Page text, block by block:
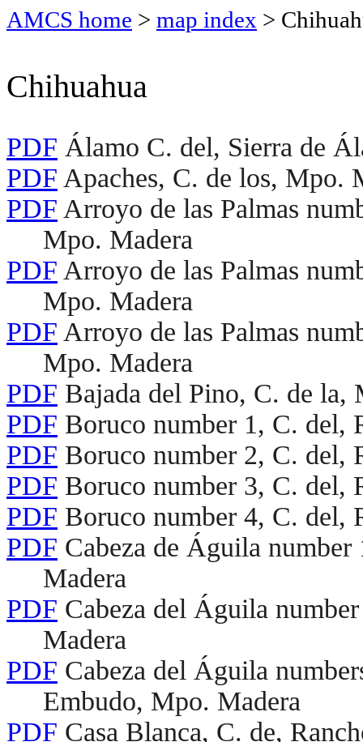
AMCS home > map index >
Chihuahua
PDF Álamo C. del, Sierra de
PDF Apaches, C. de los, Mpo.
PDF Arroyo de las Palmas
Mpo. Madera
PDF Arroyo de las Palmas
Mpo. Madera
PDF Arroyo de las Palmas
Mpo. Madera
PDF Bajada del Pino, C. de la,
PDF Boruco number 1, C. del,
PDF Boruco number 2, C. del,
PDF Boruco number 3, C. del,
PDF Boruco number 4, C. del,
PDF Cabeza de Águila
Madera
PDF Cabeza del Águila
Madera
PDF Cabeza del Águila
Embudo, Mpo. Madera
PDF Casa Blanca, C. de,